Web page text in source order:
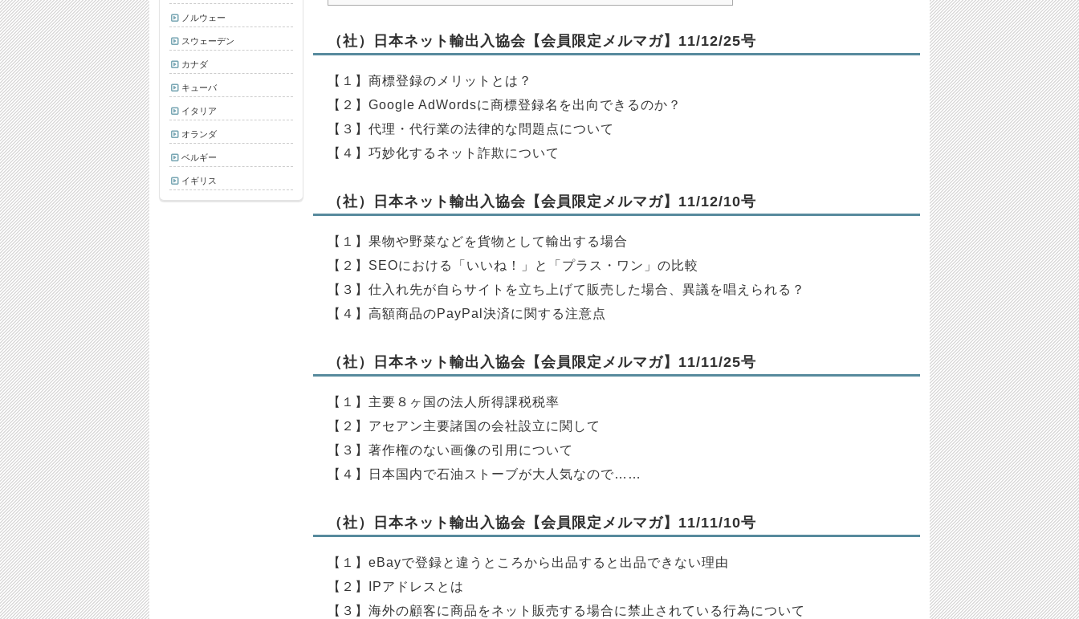
（社）日本ネット輸出入協会【会員限定メルマガ】11/12/25号
【１】商標登録のメリットとは？
【２】Google AdWordsに商標登録名を出向できるのか？
【３】代理・代行業の法律的な問題点について
【４】巧妙化するネット詐欺について
（社）日本ネット輸出入協会【会員限定メルマガ】11/12/10号
【１】果物や野菜などを貨物として輸出する場合
【２】SEOにおける「いいね！」と「プラス・ワン」の比較
【３】仕入れ先が自らサイトを立ち上げて販売した場合、異議を唱えられる？
【４】高額商品のPayPal決済に関する注意点
（社）日本ネット輸出入協会【会員限定メルマガ】11/11/25号
【１】主要８ヶ国の法人所得課税税率
【２】アセアン主要諸国の会社設立に関して
【３】著作権のない画像の引用について
【４】日本国内で石油ストーブが大人気なので……
（社）日本ネット輸出入協会【会員限定メルマガ】11/11/10号
【１】eBayで登録と違うところから出品すると出品できない理由
【２】IPアドレスとは
【３】海外の顧客に商品をネット販売する場合に禁止されている行為について
ノルウェー
スウェーデン
カナダ
キューバ
イタリア
オランダ
ベルギー
イギリス